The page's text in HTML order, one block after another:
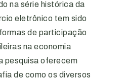
na série histórica da
eletrônico tem sido
de participação
na economia
pesquisa oferecem
de como os diversos